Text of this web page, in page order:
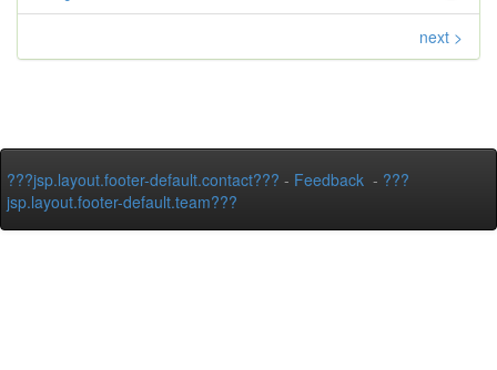
next >
???jsp.layout.footer-default.contact??? - Feedback - ???
jsp.layout.footer-default.team???